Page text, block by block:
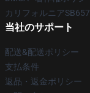
カリフォルニア
当社のサポート
配送&配送ポリシー
支払条件
返品・返金ポリシー